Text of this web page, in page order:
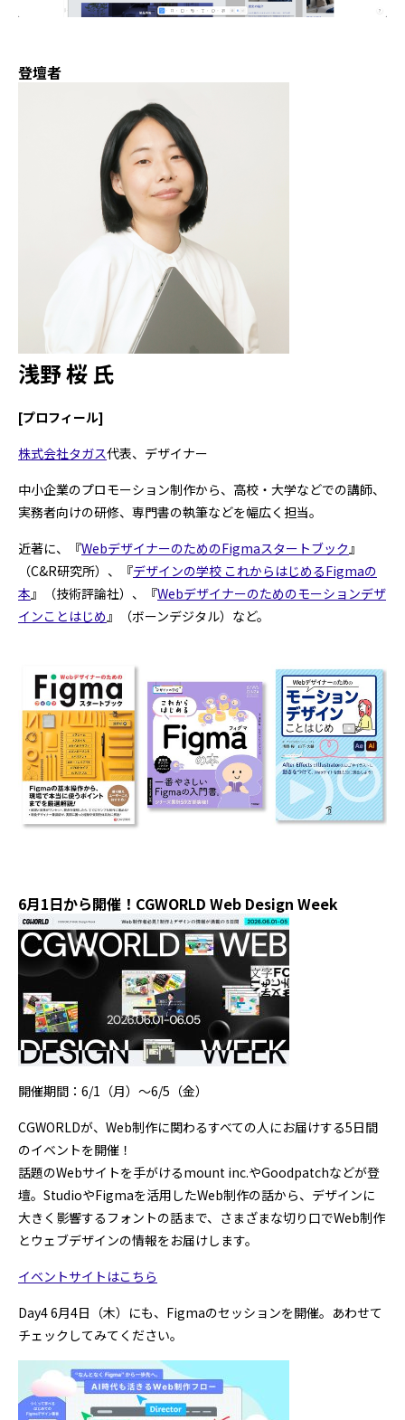
登壇者
浅野 桜 氏
[プロフィール]
株式会社タガス代表、デザイナー
中小企業のプロモーション制作から、高校・大学などでの講師、
実務者向けの研修、専門書の執筆などを幅広く担当。
近著に、『WebデザイナーのためのFigmaスタートブック 』
（C&R研究所）、『デザインの学校 これからはじめるFigmaの
本 』（技術評論社）、『Webデザイナーのためのモーションデザ
インことはじめ 』（ボーンデジタル）など。
6月1日から開催！CGWORLD Web Design Week
開催期間：6/1（月）〜6/5（金）
CGWORLDが、Web制作に関わるすべての人にお届けする5日間
のイベントを開催！
話題のWebサイトを手がけるmount inc.やGoodpatchなどが登
壇。StudioやFigmaを活用したWeb制作の話から、デザインに
大きく影響するフォントの話まで、さまざまな切り口でWeb制作
とウェブデザインの情報をお届けします。
イベントサイトはこちら
Day4 6月4日（木）にも、Figmaのセッションを開催。あわせて
チェックしてみてください。